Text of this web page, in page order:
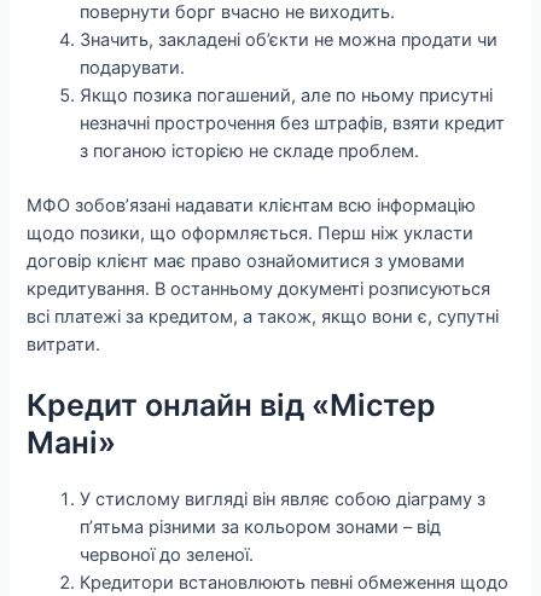
повернути борг вчасно не виходить.
Значить, закладені об’єкти не можна продати чи
подарувати.
Якщо позика погашений, але по ньому присутні
незначні прострочення без штрафів, взяти кредит
з поганою історією не складе проблем.
МФО зобов’язані надавати клієнтам всю інформацію
щодо позики, що оформляється. Перш ніж укласти
договір клієнт має право ознайомитися з умовами
кредитування. В останньому документі розписуються
всі платежі за кредитом, а також, якщо вони є, супутні
витрати.
Кредит онлайн від «Містер
Мані»
У стислому вигляді він являє собою діаграму з
п’ятьма різними за кольором зонами – від
червоної до зеленої.
Кредитори встановлюють певні обмеження щодо